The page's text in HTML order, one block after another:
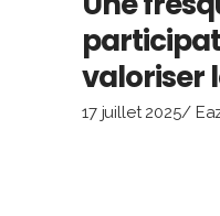
valoriser
17 juillet 2025